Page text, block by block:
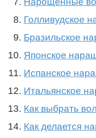
Голливудское
Бразильское
Японское
Испанское
Итальянское
Как выбрать
Как делается